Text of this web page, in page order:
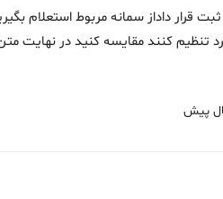
قرار داداز سمانه مربوط استعلام
تنظیم کنند مقایسه کنید در نهایت